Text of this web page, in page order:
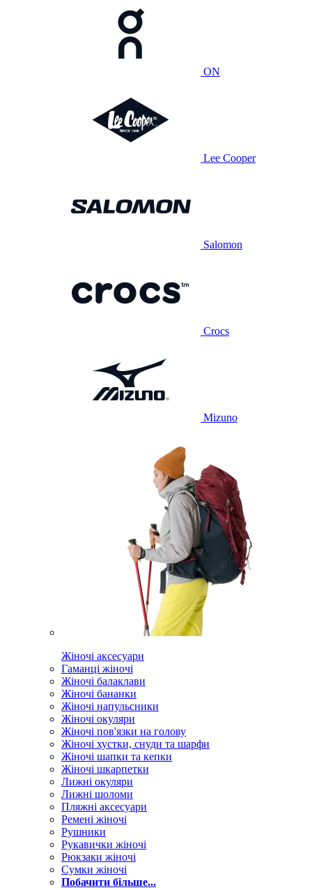
ON
Lee Cooper
Salomon
Crocs
Mizuno
Жіночі аксесуари
Гаманці жіночі
Жіночі балаклави
Жіночі бананки
Жіночі напульсники
Жіночі окуляри
Жіночі пов'язки на голову
Жіночі хустки, снуди та шарфи
Жіночі шапки та кепки
Жіночі шкарпетки
Лижні окуляри
Лижні шоломи
Пляжні аксесуари
Ремені жіночі
Рушники
Рукавички жіночі
Рюкзаки жіночі
Сумки жіночі
Побачити більше...